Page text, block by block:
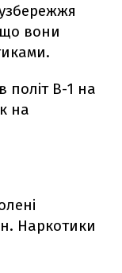
вони
політ B-1 на
на
Наркотики